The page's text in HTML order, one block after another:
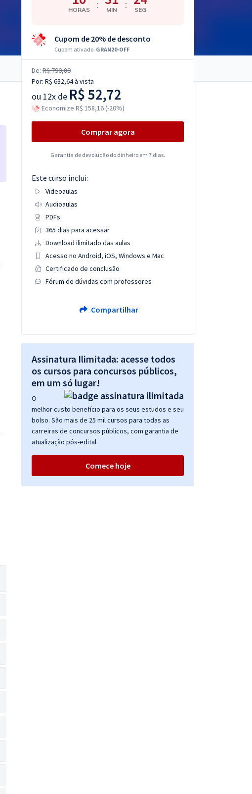
HORAS : MIN : SEG
Cupom de 20% de desconto
Cupom ativado: GRAN20-OFF
De: R$ 790,80
Por: R$ 632,64à vista
ou 12x de R$ 52,72
Economize R$ 158,16 (-20%)
Comprar agora
Garantia de devolução do dinheiro em 7 dias.
Este curso inclui:
Videoaulas
Audioaulas
PDFs
365 dias para acessar
Download ilimitado das aulas
Acesso no Android, iOS, Windows e Mac
Certificado de conclusão
Fórum de dúvidas com professores
Compartilhar
Assinatura Ilimitada: acesse todos
os cursos para concursos públicos,
em um só lugar!
O
melhor custo benefício para os seus estudos e seu
bolso. São mais de 25 mil cursos para todas as
carreiras de concursos públicos, com garantia de
atualização pós-edital.
Comece hoje